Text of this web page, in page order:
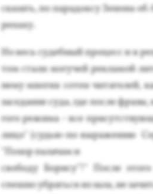
ска­зать, по па­радок­су Зе­нона
репа­ху.
Но весь су­деб­ный про­цесс и в
том ста­ли мо­гучей рек­ла­мой
не­му мно­гих со­тен чи­тате­лей,
за­седа­ние су­да, где пос­ле
гого ре­жима - все
ли­цо" (судью-по вы­раже­нию
"По­зор па­лачам и
сво­боду Бо­рису"!" Пос­ле
спеш­но уб­рать­ся из за­ла, не